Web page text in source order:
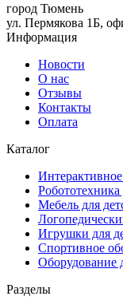
город Тюмень
ул. Пермякова 1Б,
Информация
Новости
О нас
Отзывы
Контакты
Оплата
Каталог
Мебель для
Игрушки для
Спортивное
Оборудование
Разделы